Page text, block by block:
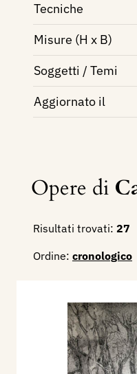
Tecniche
Misure (H x B)
Soggetti / Temi
Aggiornato il
Opere di
Risultati trovati: 27
Ordine: cronologico